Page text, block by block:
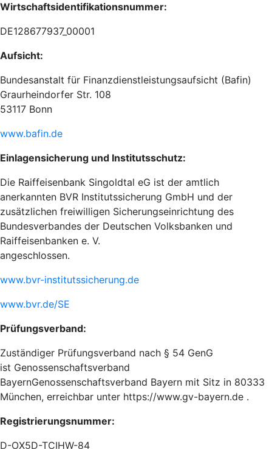
Wirtschaftsidentifikationsnummer:
DE128677937_00001
Aufsicht:
Bundesanstalt für Finanzdienstleistungsaufsicht (Bafin)
Graurheindorfer Str. 108
53117 Bonn
www.bafin.de
Einlagensicherung und Institutsschutz:
Die Raiffeisenbank Singoldtal eG ist der amtlich
anerkannten BVR Institutssicherung GmbH und der
zusätzlichen freiwilligen Sicherungseinrichtung des
Bundesverbandes der Deutschen Volksbanken und
Raiffeisenbanken e. V.
angeschlossen.
www.bvr-institutssicherung.de
www.bvr.de/SE
Prüfungsverband:
Zuständiger Prüfungsverband nach § 54 GenG
ist Genossenschaftsverband
BayernGenossenschaftsverband Bayern mit Sitz in 80333
München, erreichbar unter https://www.gv-bayern.de .
Registrierungsnummer:
D-OX5D-TCIHW-84